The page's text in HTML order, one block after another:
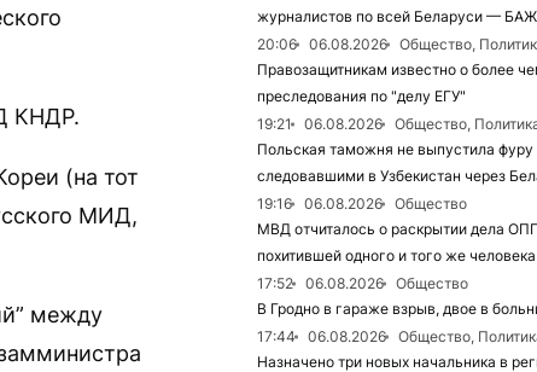
КНДР.
(на тот
МИД,
между
журналистов по всей Беларуси — БАЖ
20:06
06.08.2026
Общество,
Правозащитникам известно о более
преследования по "делу ЕГУ"
19:21
06.08.2026
Общество,
Польская таможня не выпустила фуру
следовавшими в Узбекистан через
19:16
06.08.2026
Общество
МВД отчиталось о раскрытии дела
похитившей одного и того же
17:52
06.08.2026
Общество
В Гродно в гараже взрыв, двое в
17:44
06.08.2026
Общество,
Назначено три новых начальника в